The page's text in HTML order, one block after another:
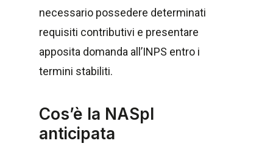
necessario possedere determinati
requisiti contributivi e presentare
apposita domanda all’INPS entro i
termini stabiliti.
Cos’è la NASpI
anticipata